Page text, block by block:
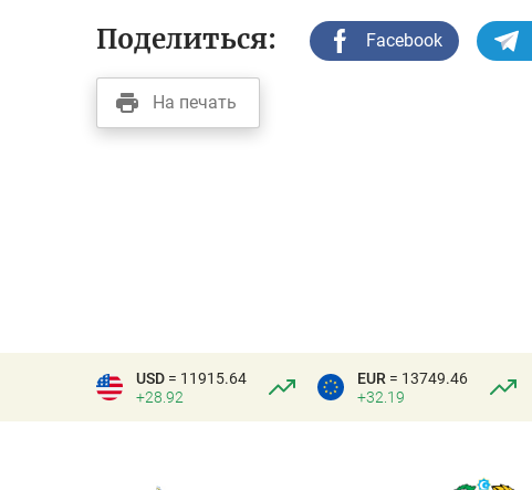
Поделиться: Facebook
На печать
USD = 11915.64
+28.92
EUR = 13749.46
+32.19